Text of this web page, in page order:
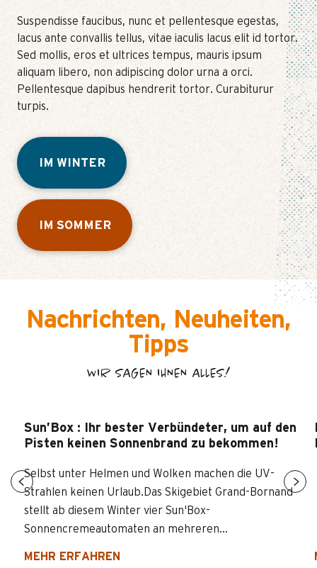
Suspendisse faucibus, nunc et pellentesque egestas,
lacus ante convallis tellus, vitae iaculis lacus elit id tortor.
Sed mollis, eros et ultrices tempus, mauris ipsum
aliquam libero, non adipiscing dolor urna a orci.
Pellentesque dapibus hendrerit tortor. Curabiturur
turpis.
IM WINTER
IM SOMMER
Nachrichten, Neuheiten,
Tipps
WIR SAGEN IHNEN ALLES!
Sun’Box : Ihr bester Verbündeter, um auf den
Pisten keinen Sonnenbrand zu bekommen!
Selbst unter Helmen und Wolken machen die UV-
Strahlen keinen Urlaub.Das Skigebiet Grand-Bornand
stellt ab diesem Winter vier Sun'Box-
Sonnencremeautomaten an mehreren...
MEHR ERFAHREN